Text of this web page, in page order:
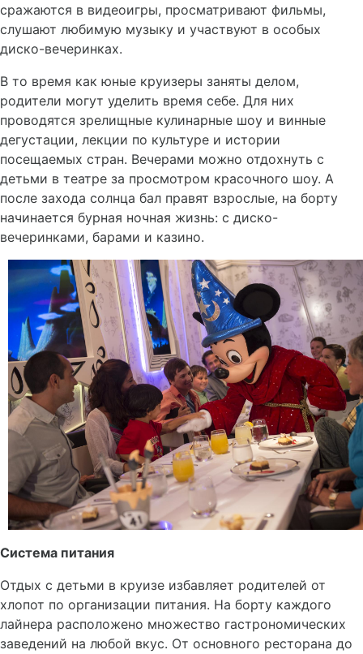
сражаются в видеоигры, просматривают фильмы,
слушают любимую музыку и участвуют в особых
диско-вечеринках.
В то время как юные круизеры заняты делом,
родители могут уделить время себе. Для них
проводятся зрелищные кулинарные шоу и винные
дегустации, лекции по культуре и истории
посещаемых стран. Вечерами можно отдохнуть с
детьми в театре за просмотром красочного шоу. А
после захода солнца бал правят взрослые, на борту
начинается бурная ночная жизнь: с диско-
вечеринками, барами и казино.
Система питания
Отдых с детьми в круизе избавляет родителей от
хлопот по организации питания. На борту каждого
лайнера расположено множество гастрономических
заведений на любой вкус. От основного ресторана до